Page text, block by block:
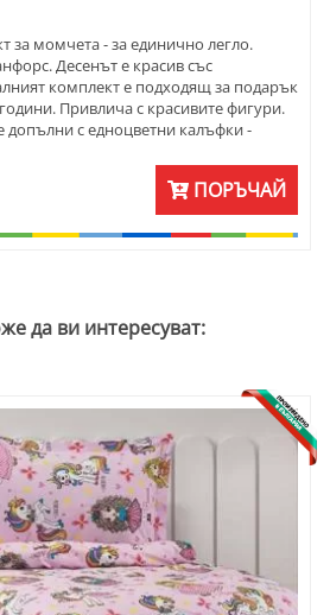
за момчета - за единично легло.
Десенът е красив със
комплект е подходящ за подарък
Привлича с красивите фигури.
допълни с едноцветни калъфки -
ПОРЪЧАЙ
да ви интересуват: